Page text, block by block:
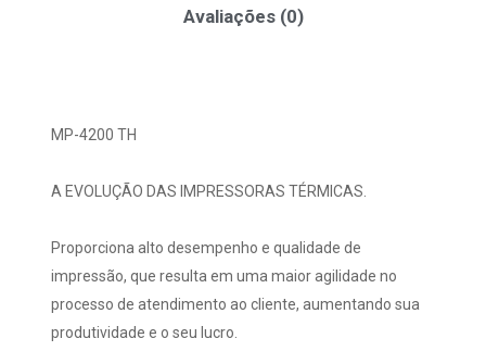
Avaliações (0)
MP-4200 TH
A EVOLUÇÃO DAS IMPRESSORAS TÉRMICAS.
Proporciona alto desempenho e qualidade de
impressão, que resulta em uma maior agilidade no
processo de atendimento ao cliente, aumentando sua
produtividade e o seu lucro.